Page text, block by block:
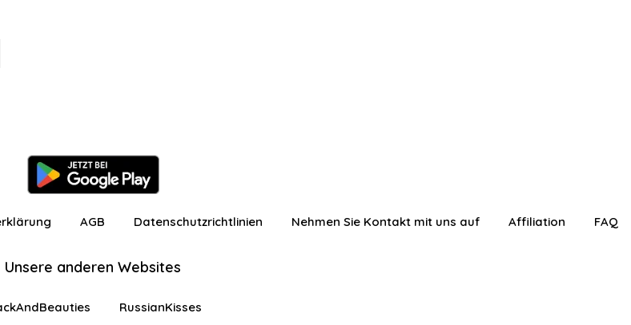
AGB Datenschutzrichtlinien Nehmen Sie Kontakt mit uns auf Affiliation FAQ
Unsere anderen Websites
RussianKisses